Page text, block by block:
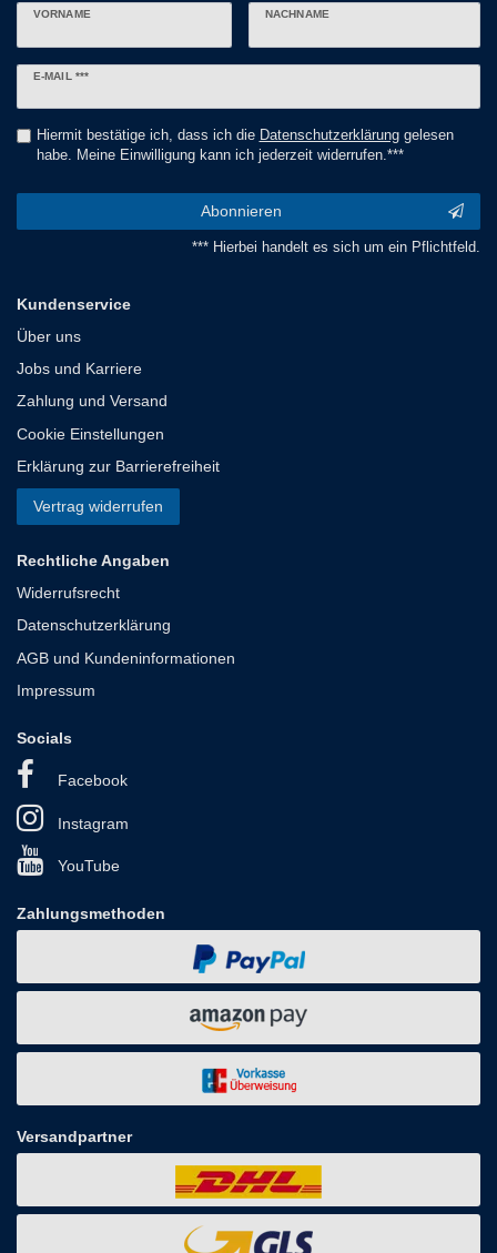
VORNAME NACHNAME
E-MAIL ***
Newsletter
Hiermit bestätige ich, dass ich die Daten­schutz­erklärunggelesen
habe. Meine Einwilligung kann ich jederzeit widerrufen.***
Abonnieren
*** Hierbei handelt es sich um ein Pflichtfeld.
Kundenservice
Über uns
Jobs und Karriere
Zahlung und Versand
Cookie Einstellungen
Erklärung zur Barrierefreiheit
Vertrag widerrufen
Rechtliche Angaben
Widerrufsrecht
Datenschutzerklärung
AGB und Kundeninformationen
Impressum
Socials
Facebook
Instagram
YouTube
Zahlungsmethoden
Versandpartner